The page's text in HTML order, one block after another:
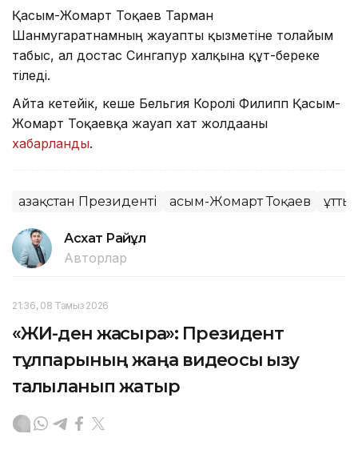
Қасым-Жомарт Тоқаев Тарман
Шанмугаратнамның жауапты қызметіне толайым
табыс, ал достас Сингапур халқына құт-береке
тіледі.
Айта кетейік, кеше Бельгия Королі Филипп Қасым-
Жомарт Тоқаевқа жауап хат жолдағаны
хабарланды.
Қазақстан Президенті Қасым-Жомарт Тоқаев
Асхат Райқұл
Авторлар
21:36, 08 Тамыз 2026
«ЖИ-ден жақсырақ»: Президент
тұлпарының жаңа видеосы қызу
талқыланып жатыр